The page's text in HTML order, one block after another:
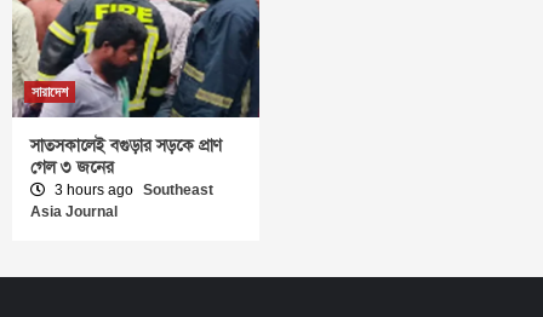
সারাদেশ
সাতসকালেই বগুড়ার সড়কে প্রাণ
গেল ৩ জনের
3 hours ago Southeast
Asia Journal